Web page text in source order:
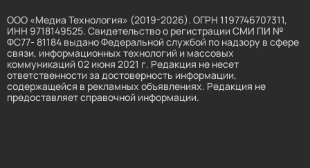
ООО «Медиа Технология» (2019-2026). ОГРН 1197746707311,
ИНН 9718149525. Свидетельство о регистрации СМИ ПИ №
ФС77- 81184 выдано Федеральной службой по надзору в сфере
связи, информационных технологий и массовых
коммуникаций 02 июня 2021 г. Редакция не несет
ответственности за достоверность информации,
содержащейся в рекламных объявлениях. Редакция не
предоставляет справочной информации.